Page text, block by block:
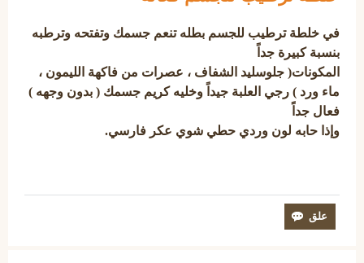
في خلطة ترطيب للجسم بطله تنعم جسمك وتفتحه وترطبه
بنسبة كبيرة جداً
المكونات( جلوسليد الشفاف ، عصرات من فاكهة الليمون ،
ماء ورد ) رجي العلبة جيداً وخليه كريم جسمك ( بدون وجهه )
فعال جداً
وإذا حابه لون وردي حطي شوي عكر فارسي.